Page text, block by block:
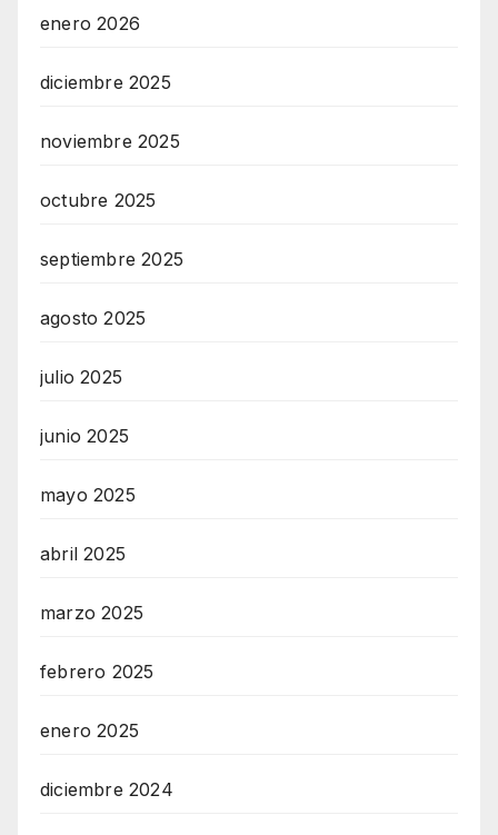
enero 2026
diciembre 2025
noviembre 2025
octubre 2025
septiembre 2025
agosto 2025
julio 2025
junio 2025
mayo 2025
abril 2025
marzo 2025
febrero 2025
enero 2025
diciembre 2024